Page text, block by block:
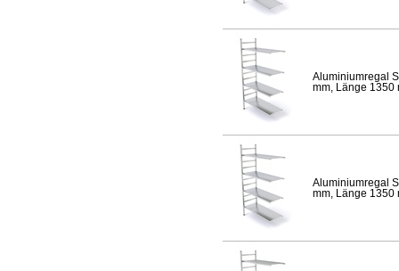
Aluminiumregal
mm, Länge 1350
Aluminiumregal
mm, Länge 1350